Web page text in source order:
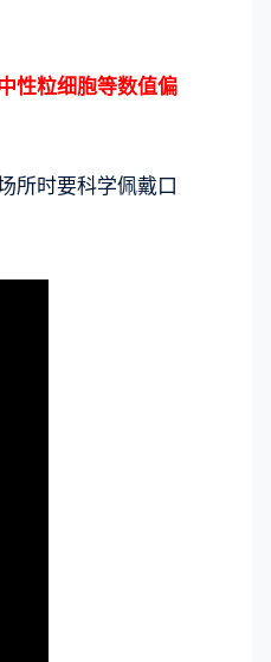
性粒细胞等数值偏
所时要科学佩戴口